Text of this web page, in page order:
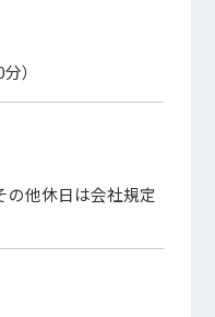
）
の他休日は会社規定